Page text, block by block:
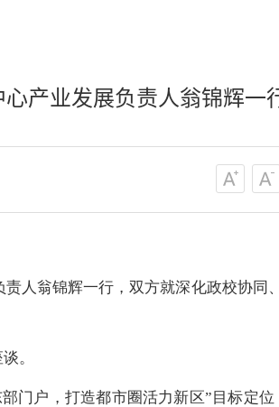
产业发展负责人翁锦辉一
人翁锦辉一行，双方就深化政校协同
。
门户，打造都市圈活力新区”目标定位